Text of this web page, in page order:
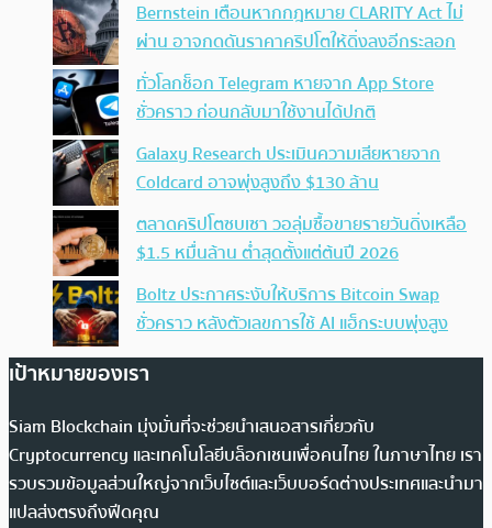
Bernstein เตือนหากกฎหมาย CLARITY Act ไม่
ผ่าน อาจกดดันราคาคริปโตให้ดิ่งลงอีกระลอก
ทั่วโลกช็อก Telegram หายจาก App Store
ชั่วคราว ก่อนกลับมาใช้งานได้ปกติ
Galaxy Research ประเมินความเสียหายจาก
Coldcard อาจพุ่งสูงถึง $130 ล้าน
ตลาดคริปโตซบเซา วอลุ่มซื้อขายรายวันดิ่งเหลือ
$1.5 หมื่นล้าน ต่ำสุดตั้งแต่ต้นปี 2026
Boltz ประกาศระงับให้บริการ Bitcoin Swap
ชั่วคราว หลังตัวเลขการใช้ AI แฮ็กระบบพุ่งสูง
เป้าหมายของเรา
Siam Blockchain มุ่งมั่นที่จะช่วยนำเสนอสารเกี่ยวกับ
Cryptocurrency และเทคโนโลยีบล็อกเชนเพื่อคนไทย ในภาษาไทย เรา
รวบรวมข้อมูลส่วนใหญ่จากเว็บไซต์และเว็บบอร์ดต่างประเทศและนำมา
แปลส่งตรงถึงฟีดคุณ